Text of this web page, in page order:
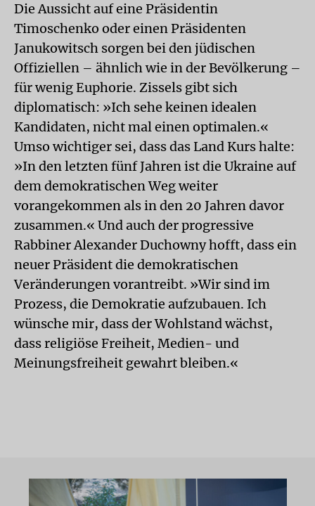
Die Aussicht auf eine Präsidentin
Timoschenko oder einen Präsidenten
Janukowitsch sorgen bei den jüdischen
Offiziellen – ähnlich wie in der Bevölkerung –
für wenig Euphorie. Zissels gibt sich
diplomatisch: »Ich sehe keinen idealen
Kandidaten, nicht mal einen optimalen.«
Umso wichtiger sei, dass das Land Kurs halte:
»In den letzten fünf Jahren ist die Ukraine auf
dem demokratischen Weg weiter
vorangekommen als in den 20 Jahren davor
zusammen.« Und auch der progressive
Rabbiner Alexander Duchowny hofft, dass ein
neuer Präsident die demokratischen
Veränderungen vorantreibt. »Wir sind im
Prozess, die Demokratie aufzubauen. Ich
wünsche mir, dass der Wohlstand wächst,
dass religiöse Freiheit, Medien- und
Meinungsfreiheit gewahrt bleiben.«